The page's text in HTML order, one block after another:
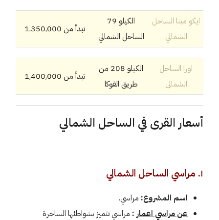
ايكو مينا الساحل
الشمالي
الكيلو 79
الساحل الشمالي
تبدأ من 1,350,000
اورا الساحل
الشمالى
الكيلو 208 من
طريق الفوكا
تبدأ من 1,400,000
أسعار القرى في الساحل الشمالي
١. مراسي الساحل الشمالي
اسم المشروع: مراسي.
عن مراسي اعمار : مراسي تتميز بشواطئها الساحرة